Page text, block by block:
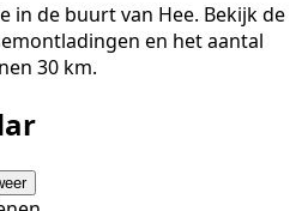
in de buurt van Hee. Bekijk de
en het aantal
30 km.